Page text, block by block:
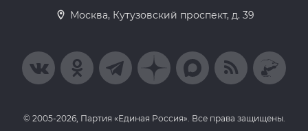
Москва, Кутузовский проспект, д. 39
© 2005-2026, Партия «Единая Россия». Все права защищены.